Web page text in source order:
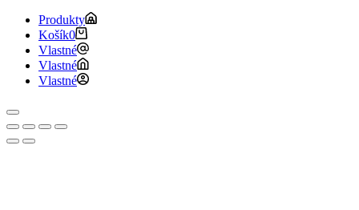
Produkty
Košík0
Vlastné
Vlastné
Vlastné